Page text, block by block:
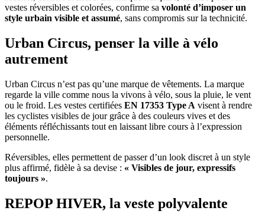
vestes réversibles et colorées, confirme sa volonté d’imposer un
style urbain visible et assumé, sans compromis sur la technicité.
Urban Circus, penser la ville à vélo
autrement
Urban Circus n’est pas qu’une marque de vêtements. La marque
regarde la ville comme nous la vivons à vélo, sous la pluie, le vent
ou le froid. Les vestes certifiées EN 17353 Type A visent à rendre
les cyclistes visibles de jour grâce à des couleurs vives et des
éléments réfléchissants tout en laissant libre cours à l’expression
personnelle.
Réversibles, elles permettent de passer d’un look discret à un style
plus affirmé, fidèle à sa devise : « Visibles de jour, expressifs
toujours ».
REPOP HIVER, la veste polyvalente